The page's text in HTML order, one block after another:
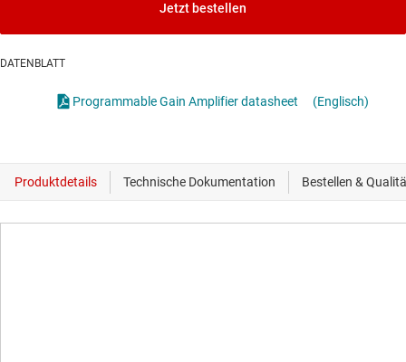
Jetzt bestellen
DATENBLATT
Programmable Gain Amplifier datasheet (Englisch)